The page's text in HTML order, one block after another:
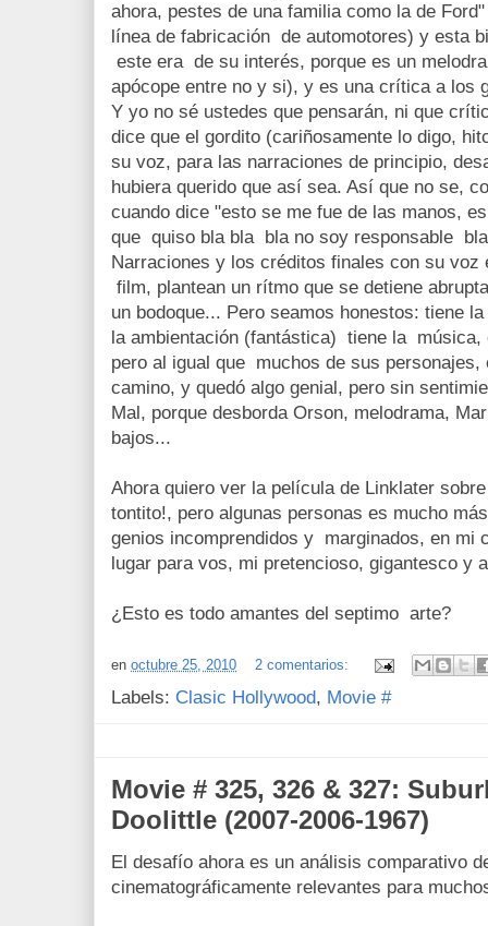
ahora, pestes de una familia como la de
línea de fabricación de automotores) y esta
este era de su interés, porque es un
apócope entre no y si), y es una crítica a los
Y yo no sé ustedes que pensarán, ni que
dice que el gordito (cariñosamente lo digo,
su voz, para las narraciones de principio,
hubiera querido que así sea. Así que no se,
cuando dice "esto se me fue de las manos,
que quiso bla bla bla no soy responsable
Narraciones y los créditos finales con su voz
film, plantean un rítmo que se detiene
un bodoque... Pero seamos honestos: tiene
la ambientación (fantástica) tiene la
pero al igual que muchos de sus personajes,
camino, y quedó algo genial, pero sin
Mal, porque desborda Orson, melodrama,
bajos...
Ahora quiero ver la película de Linklater
tontito!, pero algunas personas es mucho
genios incomprendidos y marginados, en
lugar para vos, mi pretencioso, gigantesco y
¿Esto es todo amantes del septimo arte?
en octubre 25, 2010 2 comentarios:
Labels: Clasic Hollywood, Movie #
Movie # 325, 326 & 327:
Doolittle (2007-2006-1967)
El desafío ahora es un análisis comparativo
cinematográficamente relevantes para